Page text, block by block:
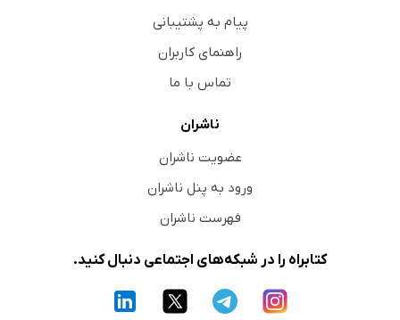
پیام به پشتیبانی
راهنمای کاربران
تماس با ما
ناشران
عضویت ناشران
ورود به پنل ناشران
فهرست ناشران
کتابراه را در شبکه‌های اجتماعی دنبال کنید.